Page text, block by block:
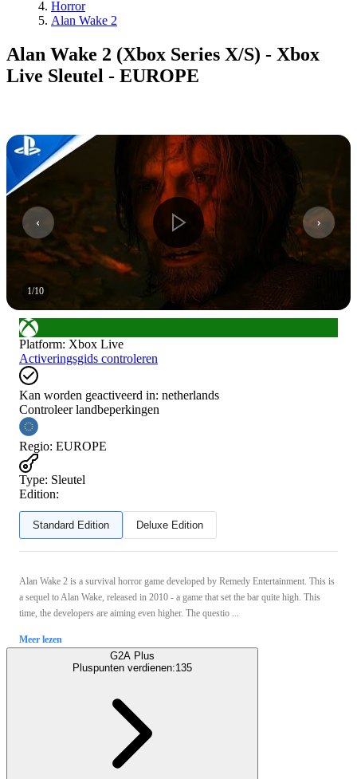
Horror
Alan Wake 2
Alan Wake 2 (Xbox Series X/S) - Xbox
Live Sleutel - EUROPE
1/10
Platform: Xbox Live
Activeringsgids controleren
Kan worden geactiveerd in: netherlands
Controleer landbeperkingen
Regio: EUROPE
Type: Sleutel
Edition:
Standard Edition Deluxe Edition
Alan Wake 2 is a survival horror game developed by Remedy Entertainment. This is
a sequel to Alan Wake, released in 2010 - a game that set the bar quite high. This
time, the developers are aiming even higher. The questio ...
Meer lezen
G2A Plus
Pluspunten verdienen:135